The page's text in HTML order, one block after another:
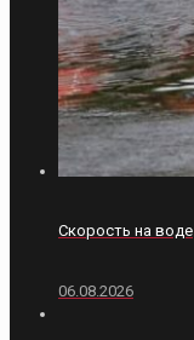
Скорость на воде
06.08.2026